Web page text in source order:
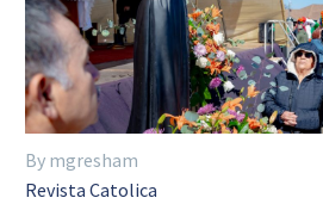
By mgresham
Revista Catolica